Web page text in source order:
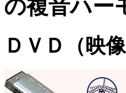
の複音ハー
ＤＶＤ（映